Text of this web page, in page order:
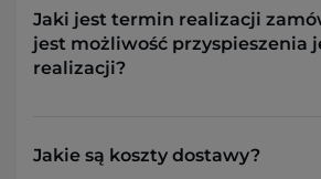
Jaki jest termin realizacji
jest możliwość przyspieszenia
realizacji?
Jakie są koszty dostawy?